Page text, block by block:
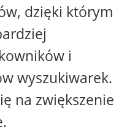
dzięki którym
i
wyszukiwarek.
na zwiększenie